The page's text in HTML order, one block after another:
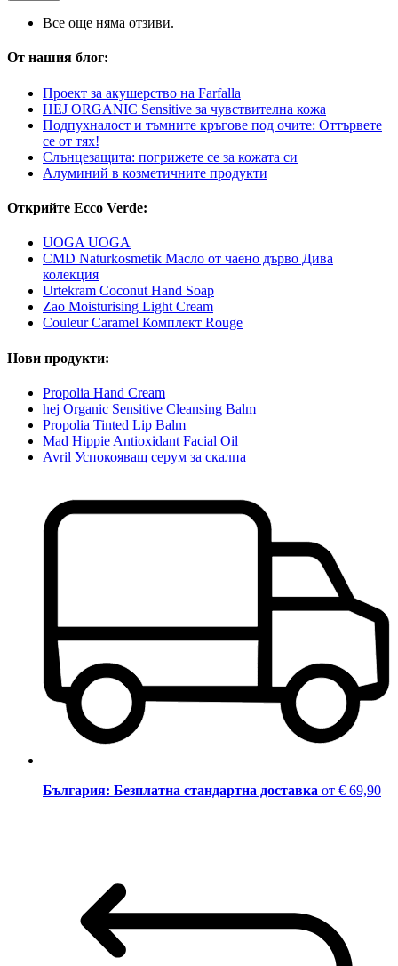
Все още няма отзиви.
От нашия блог:
Проект за акушерство на Farfalla
HEJ ORGANIC Sensitive за чувствителна кожа
Подпухналост и тъмните кръгове под очите: Оттървете
се от тях!
Слънцезащита: погрижете се за кожата си
Алуминий в козметичните продукти
Открийте Ecco Verde:
UOGA UOGA
CMD Naturkosmetik Масло от чаено дърво Дива
колекция
Urtekram Coconut Hand Soap
Zao Moisturising Light Cream
Couleur Caramel Комплект Rouge
Нови продукти:
Propolia Hand Cream
hej Organic Sensitive Cleansing Balm
Propolia Tinted Lip Balm
Mad Hippie Antioxidant Facial Oil
Avril Успокояващ серум за скалпа
България: Безплатна стандартна доставка от € 69,90